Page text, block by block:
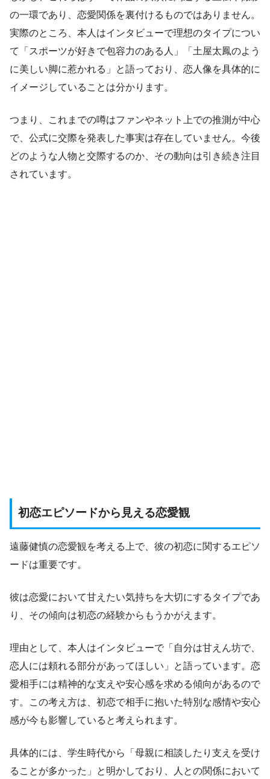
の一環であり、恋愛関係を裏付けるものではありません。
実際のところ、本人はインタビューで理想のタイプについ
て「スポーツが好きで包容力のある人」「土屋太鳳のよう
に美しい脚に惹かれる」と語っており、恋人像を具体的に
イメージしていることは分かります。
つまり、これまでの噂はファンやネット上での推測が中心
で、公式に交際を発表した事実は存在していません。今後
どのような人物と交際するのか、その動向は引き続き注目
されています。
初恋エピソードから見える恋愛観
遠藤健慎の恋愛観を考える上で、彼の初恋に関するエピソ
ードは重要です。
彼は恋愛において甘えたい気持ちを大切にするタイプであ
り、その傾向は初恋の経験からもうかがえます。
理由として、本人はインタビューで「自分は甘えん坊で、
恋人には頼れる部分があってほしい」と語っています。恋
愛相手には精神的な支えや安心感を求める傾向があるので
す。この考え方は、初恋で相手に抱いた特別な感情や安心
感が今も影響していると考えられます。
具体的には、学生時代から「母親に相談したり支えを受け
ることが多かった」と明かしており、人との関係において